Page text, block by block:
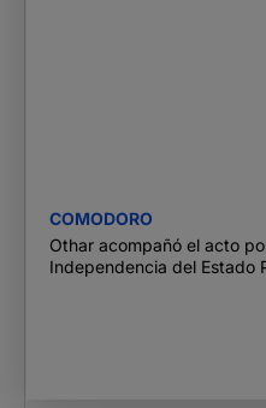
COMODORO
Othar acompañó el acto
Independencia del Estado